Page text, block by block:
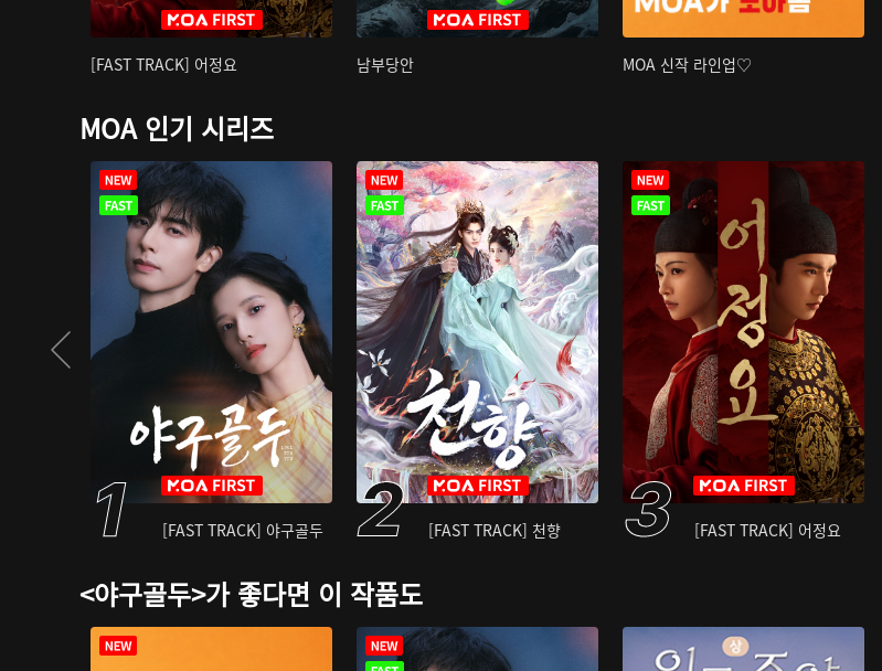
[FAST TRACK] 어정요 남부당안 MOA 신작 라인업♡
MOA 인기 시리즈
[FAST TRACK] 야구골두 [FAST TRACK] 천향 [FAST TRACK] 어정요
<야구골두>가 좋다면 이 작품도